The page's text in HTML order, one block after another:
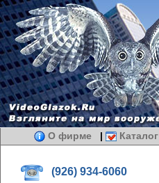
О фирме | Каталог
(926) 934-6060